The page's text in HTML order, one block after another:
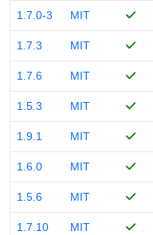
1.7.0-3 MIT
1.7.3 MIT
1.7.6 MIT
1.5.3 MIT
1.9.1 MIT
1.6.0 MIT
1.5.6 MIT
1.7.10 MIT